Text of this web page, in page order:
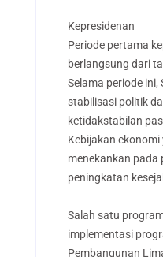
Kepresidenan
Periode pertama
berlangsung dari
Selama periode
stabilisasi politik
ketidakstabilan
Kebijakan
menekankan pada
peningkatan
Salah satu
implementasi
Pembangunan